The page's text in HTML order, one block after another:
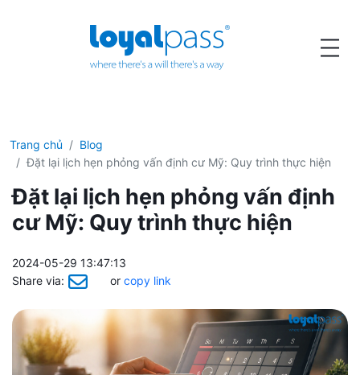
Trang chủ
Blog
Đặt lại lịch hẹn phỏng vấn định cư Mỹ: Quy trình thực hiện
Đặt lại lịch hẹn phỏng vấn định
cư Mỹ: Quy trình thực hiện
2024-05-29 13:47:13
Share via:
or copy link